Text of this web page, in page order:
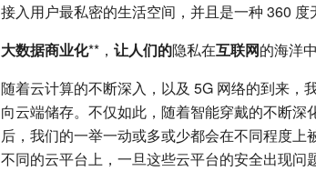
接入用户最私密的生活空间，并且是一种 360 度
大数据商业化**， 让人们的隐私在互联网的海洋
随着云计算的不断深入，以及 5G 网络的到来，
向云端储存。不仅如此，随着智能穿戴的不断
后，我们的一举一动或多或少都会在不同程度
不同的云平台上，一旦这些云平台的安全出现